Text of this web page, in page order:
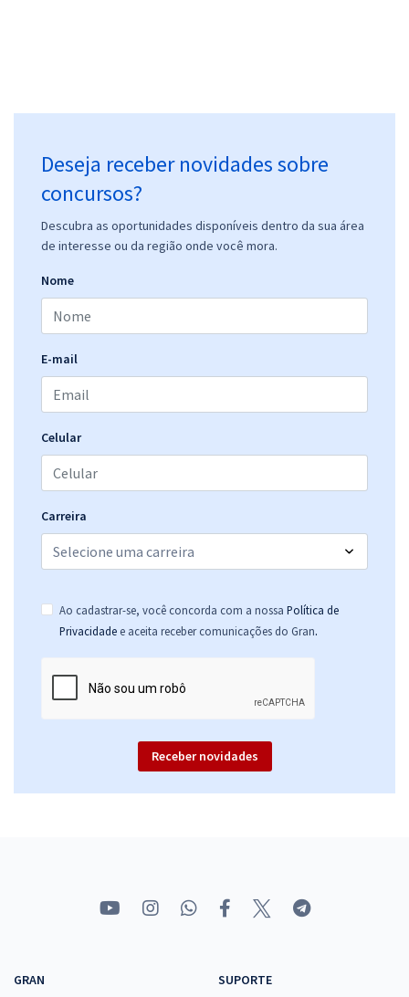
Deseja receber novidades sobre
concursos?
Descubra as oportunidades disponíveis dentro da sua área
de interesse ou da região onde você mora.
Nome
E-mail
Celular
Carreira
Ao cadastrar-se, você concorda com a nossa Política de
Privacidade e aceita receber comunicações do Gran.
Receber novidades
GRAN
SUPORTE